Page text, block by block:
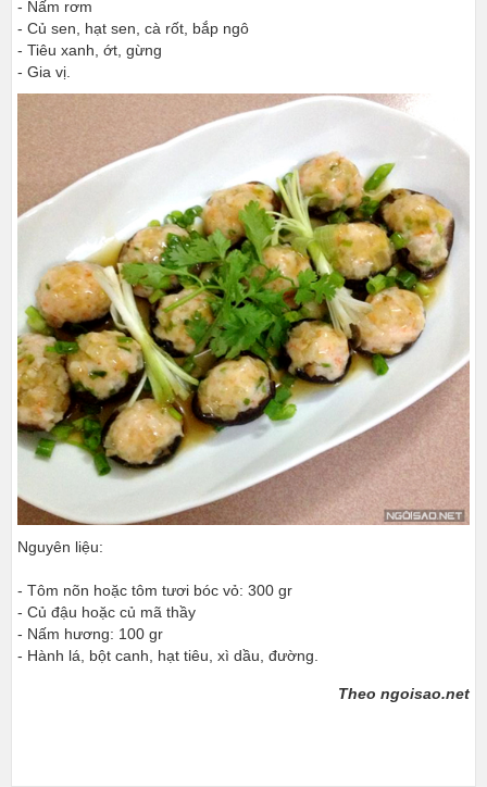
- Nấm rơm
- Củ sen, hạt sen, cà rốt, bắp ngô
- Tiêu xanh, ớt, gừng
- Gia vị.
Nguyên liệu:
- Tôm nõn hoặc tôm tươi bóc vỏ: 300 gr
- Củ đậu hoặc củ mã thầy
- Nấm hương: 100 gr
- Hành lá, bột canh, hạt tiêu, xì dầu, đường.
Theo ngoisao.net